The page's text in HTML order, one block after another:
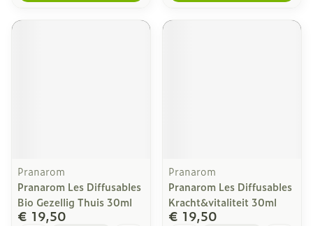
Pranarom
Pranarom Les Diffusables
Bio Gezellig Thuis 30ml
€ 19,50
Pranarom
Pranarom Les Diffusables
Kracht&vitaliteit 30ml
€ 19,50